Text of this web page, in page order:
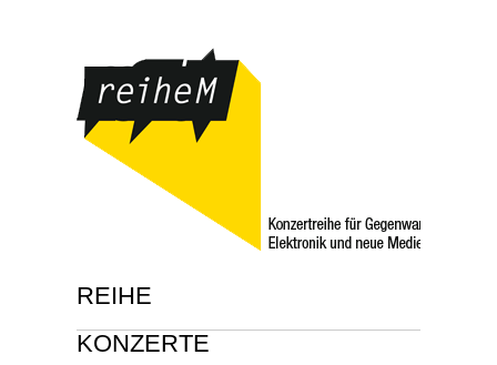
REIHE
KONZERTE